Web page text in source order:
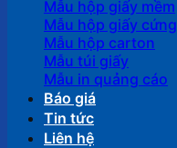
Mẫu hộp giấy mềm
Mẫu hộp giấy cứng
Mẫu hộp carton
Mẫu túi giấy
Mẫu in quảng cáo
Báo giá
Tin tức
Liên hệ